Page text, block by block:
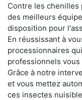
Contre les chenilles
des meilleurs
disposition pour
En réussissant à
processionnaires
professionnels
Grâce à notre
et vous mettez
ces insectes